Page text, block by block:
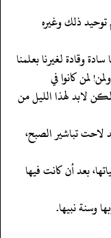
ذلك وغيره
وقادة لغيرنا بعلمنا
لمن كانوا في
لابد لهذا الليل من
تباشير الصبح،
بعد أن كانت فيها
وسنة نبيها.